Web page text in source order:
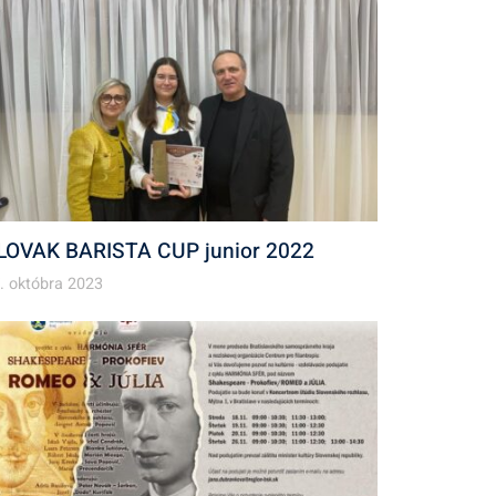
BARISTA CUP junior 2022
októbra 2023